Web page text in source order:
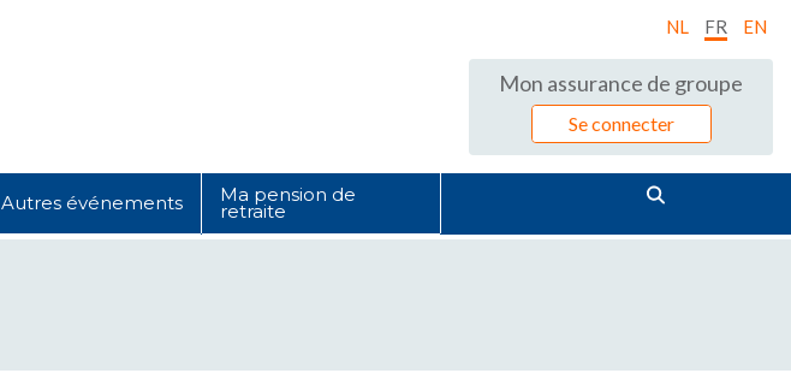
NL FR EN
Mon assurance de groupe
Se connecter
Autres événements Ma pension de
retraite